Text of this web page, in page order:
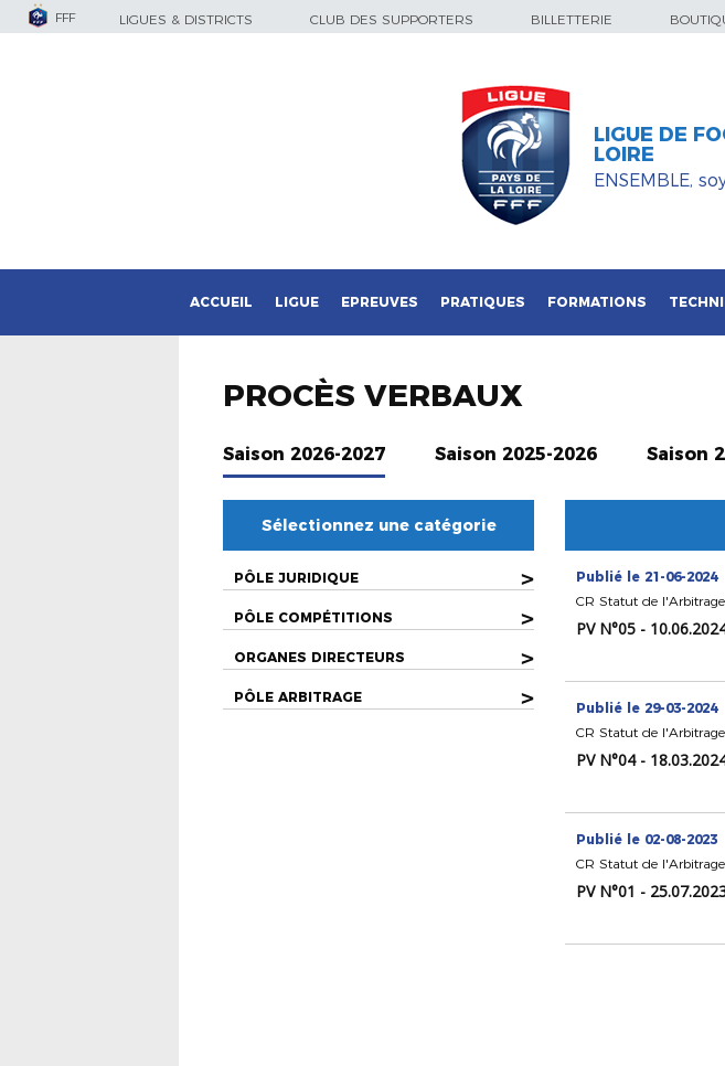
FFF LIGUES & DISTRICTS CLUB DES SUPPORTERS BILLETTERIE
LIGUE DE
LOIRE
ENSEMBLE,
ACCUEIL LIGUE EPREUVES PRATIQUES FORMATIONS
PROCÈS VERBAUX
Saison 2026-2027 Saison 2025-2026 Saison
Sélectionnez une catégorie
PÔLE JURIDIQUE >
PÔLE COMPÉTITIONS >
ORGANES DIRECTEURS >
PÔLE ARBITRAGE >
Publié le 21-06-2024
CR Statut de l'Arbitrage
PV N°05 -
Publié le 29-03-2024
CR Statut de l'Arbitrage
PV N°04 -
Publié le 02-08-2023
CR Statut de l'Arbitrage
PV N°01 -